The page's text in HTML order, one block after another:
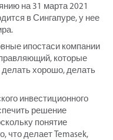
на 31 марта 2021
в Сингапуре, у нее
ипостаси компании
которые
хорошо, делать
инвестиционного
решение
понятие
что делает Temasek,